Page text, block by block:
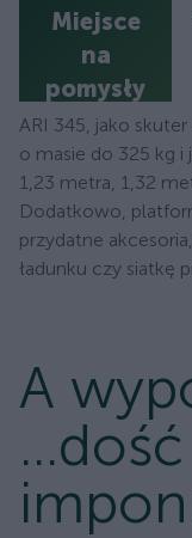
Miejsce
na
pomysły
ARI 345, jako
o masie do 325 kg
1,23 metra, 1,32
Dodatkowo,
przydatne
ładunku czy siatkę
A
...dość